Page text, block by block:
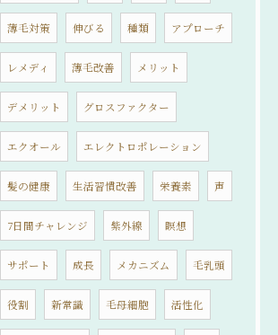
薄毛対策 伸びる 種類 アプローチ
レメディ 薄毛改善 メリット
デメリット グロスファクター
エクオール エレクトロポレーション
髪の健康 生活習慣改善 栄養素 声
7日間チャレンジ 紫外線 瞑想
サポート 成長 メカニズム 毛乳頭
役割 新常識 毛母細胞 活性化